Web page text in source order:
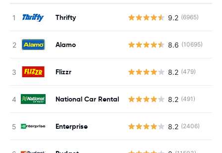
Thrifty 9.2 (6965)
Alamo 8.6 (10695)
Flizzr 8.2 (479)
National Car Rental 8.2 (491)
Enterprise 8.2 (2406)